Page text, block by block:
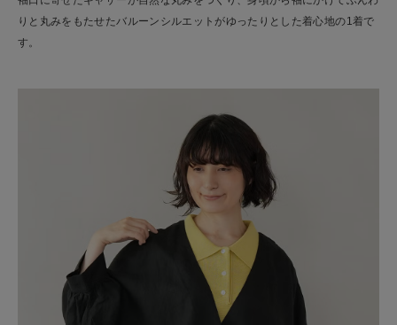
りと丸みをもたせたバルーンシルエットがゆったりとした着心地の1着で
す。